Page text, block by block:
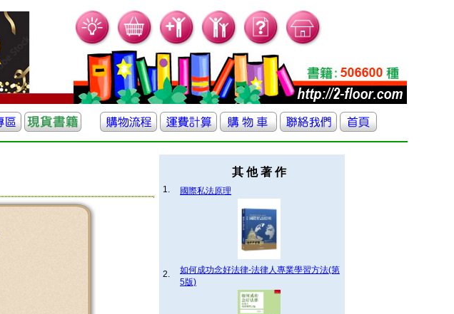
其 他 著 作
1. 國際私法原理
2.
如何成功念好法律-法律人專業學習方法(第
5版)